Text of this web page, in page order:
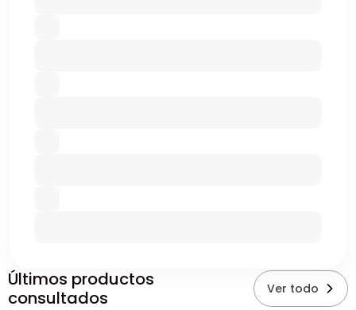
Últimos productos
consultados
Ver todo